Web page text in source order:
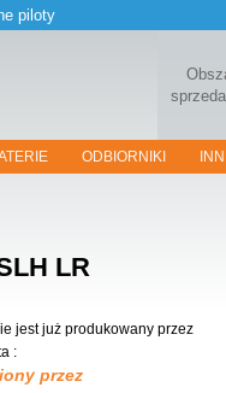
piloty
ODBIORNIKI
LR
jest już produkowany przez
:
przez